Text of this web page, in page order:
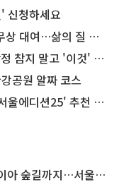
신청하세요
여…삶의 질 높인다
말고 '이것' 해보세요!
공원 알짜 코스
디션25' 추천 코스
지…서울둘레길 15코스